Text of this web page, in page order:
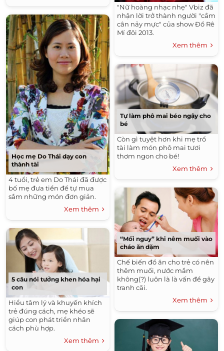
Học mẹ Do Thái dạy con
thành tài
4 tuổi, trẻ em Do Thái đã được
bố mẹ đưa tiền để tự mua
sắm những món đơn giản.
Xem thêm
5 câu nói tưởng khen hóa hại
con
Hiểu tâm lý và khuyến khích
trẻ đúng cách, mẹ khéo sẽ
giúp con phát triển nhân
cách phù hợp.
Xem thêm
"Nữ hoàng nhạc nhẹ" Vbiz đã
nhận lời trở thành người "cầm
cân nảy mực" của show Đồ Rê
Mí đôi 2013.
Xem thêm
Tự làm phô mai béo ngậy cho
bé
Còn gì tuyệt hơn khi mẹ trổ
tài làm món phô mai tươi
thơm ngon cho bé!
Xem thêm
“Mối nguy” khi nêm muối vào
cháo ăn dặm
Chế biến đồ ăn cho trẻ có nên
thêm muối, nước mắm
không(?) luôn là là vấn đề gây
tranh cãi.
Xem thêm